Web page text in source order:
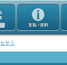
サリ